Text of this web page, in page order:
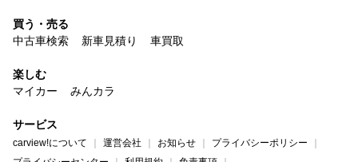
買う・売る
中古車検索
新車見積り 車買取
楽しむ
マイカー
みんカラ
サービス
carview!について 運営会社 お知らせ
プライバシーポリシー